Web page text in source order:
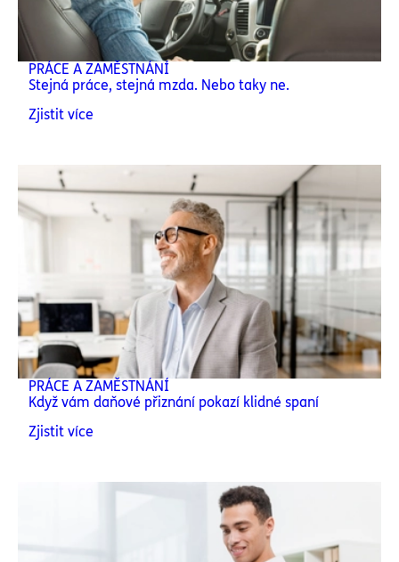
PRÁCE A ZAMĚSTNÁNÍ
Stejná práce, stejná mzda. Nebo taky ne.
Zjistit více
PRÁCE A ZAMĚSTNÁNÍ
Když vám daňové přiznání pokazí klidné spaní
Zjistit více